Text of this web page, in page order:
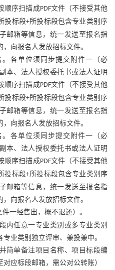
顺序扫描成PDF文件（不接受其他
投标段+所投标段包含专业类别序
邮箱等信息，统一发送至报名指
向报名人发放招标文件。
各单位须同步提交附件一（必
本、法人授权委托书或法人证明
顺序扫描成PDF文件（不接受其他
投标段+所投标段包含专业类别序
邮箱等信息，统一发送至报名指
向报名人发放招标文件。
各单位须同步提交附件一（必
本、法人授权委托书或法人证明
顺序扫描成PDF文件（不接受其他
投标段+所投标段包含专业类别序
邮箱等信息，统一发送至报名指
向报名人发放招标文件。
一经售出，概不退还）。
内任意一专业类别或多专业类别
业类别独立评审、兼投兼中。
简单备注项目名称、项目标段编
应标段邮箱，需公对公转账）